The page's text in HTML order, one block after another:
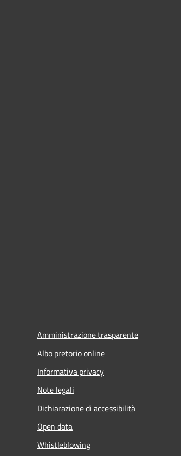
Amministrazione trasparente
Albo pretorio online
Informativa privacy
Note legali
Dichiarazione di accessibilità
Open data
Whistleblowing